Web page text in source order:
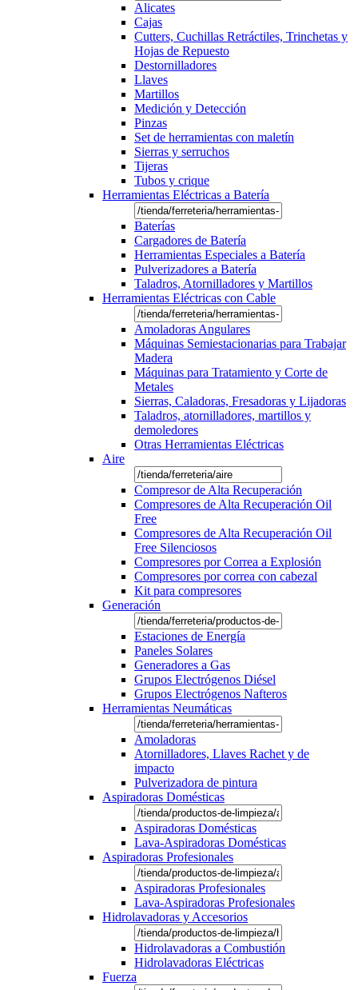
Alicates
Cajas
Cutters, Cuchillas Retráctiles, Trinchetas y
Hojas de Repuesto
Destornilladores
Llaves
Martillos
Medición y Detección
Pinzas
Set de herramientas con maletín
Sierras y serruchos
Tijeras
Tubos y crique
Herramientas Eléctricas a Batería
Baterías
Cargadores de Batería
Herramientas Especiales a Batería
Pulverizadores a Batería
Taladros, Atornilladores y Martillos
Herramientas Eléctricas con Cable
Amoladoras Angulares
Máquinas Semiestacionarias para Trabajar
Madera
Máquinas para Tratamiento y Corte de
Metales
Sierras, Caladoras, Fresadoras y Lijadoras
Taladros, atornilladores, martillos y
demoledores
Otras Herramientas Eléctricas
Aire
Compresor de Alta Recuperación
Compresores de Alta Recuperación Oil
Free
Compresores de Alta Recuperación Oil
Free Silenciosos
Compresores por Correa a Explosión
Compresores por correa con cabezal
Kit para compresores
Generación
Estaciones de Energía
Paneles Solares
Generadores a Gas
Grupos Electrógenos Diésel
Grupos Electrógenos Nafteros
Herramientas Neumáticas
Amoladoras
Atornilladores, Llaves Rachet y de
impacto
Pulverizadora de pintura
Aspiradoras Domésticas
Aspiradoras Domésticas
Lava-Aspiradoras Domésticas
Aspiradoras Profesionales
Aspiradoras Profesionales
Lava-Aspiradoras Profesionales
Hidrolavadoras y Accesorios
Hidrolavadoras a Combustión
Hidrolavadoras Eléctricas
Fuerza